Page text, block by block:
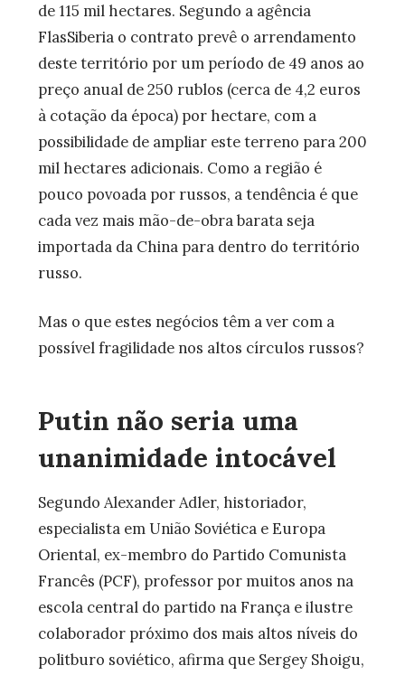
de 115 mil hectares. Segundo a agência
FlasSiberia o contrato prevê o arrendamento
deste território por um período de 49 anos ao
preço anual de 250 rublos (cerca de 4,2 euros
à cotação da época) por hectare, com a
possibilidade de ampliar este terreno para 200
mil hectares adicionais. Como a região é
pouco povoada por russos, a tendência é que
cada vez mais mão-de-obra barata seja
importada da China para dentro do território
russo.
Mas o que estes negócios têm a ver com a
possível fragilidade nos altos círculos russos?
Putin não seria uma
unanimidade intocável
Segundo Alexander Adler, historiador,
especialista em União Soviética e Europa
Oriental, ex-membro do Partido Comunista
Francês (PCF), professor por muitos anos na
escola central do partido na França e ilustre
colaborador próximo dos mais altos níveis do
politburo soviético, afirma que Sergey Shoigu,